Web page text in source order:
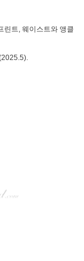
린트, 웨이스트와 앵클